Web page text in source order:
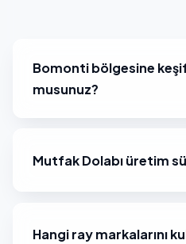
Bomonti bölgesine
musunuz?
Mutfak Dolabı üretim
Hangi ray markalarını